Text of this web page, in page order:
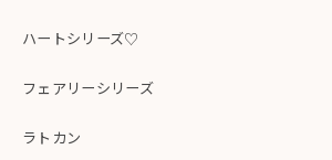
ハートシリーズ♡
フェアリーシリーズ
ラトカン